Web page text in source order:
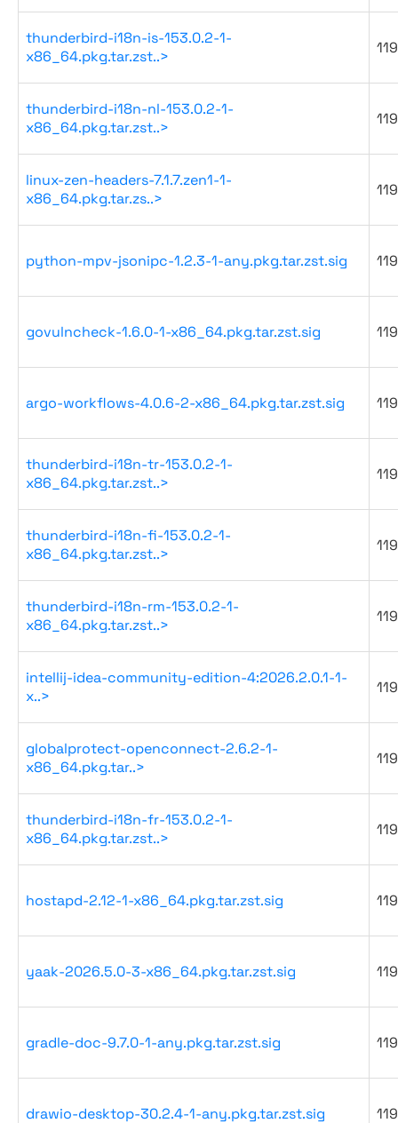
thunderbird-i18n-is-153.0.2-1-
x86_64.pkg.tar.zst..>
thunderbird-i18n-nl-153.0.2-1-
x86_64.pkg.tar.zst..>
linux-zen-headers-7.1.7.zen1-1-
x86_64.pkg.tar.zs..>
python-mpv-jsonipc-1.2.3-1-any.pkg.tar.zst.sig
govulncheck-1.6.0-1-x86_64.pkg.tar.zst.sig
argo-workflows-4.0.6-2-x86_64.pkg.tar.zst.sig
thunderbird-i18n-tr-153.0.2-1-
x86_64.pkg.tar.zst..>
thunderbird-i18n-fi-153.0.2-1-
x86_64.pkg.tar.zst..>
thunderbird-i18n-rm-153.0.2-1-
x86_64.pkg.tar.zst..>
intellij-idea-community-edition-4:2026.2.0.1-1-
x..>
globalprotect-openconnect-2.6.2-1-
x86_64.pkg.tar..>
thunderbird-i18n-fr-153.0.2-1-
x86_64.pkg.tar.zst..>
hostapd-2.12-1-x86_64.pkg.tar.zst.sig
yaak-2026.5.0-3-x86_64.pkg.tar.zst.sig
gradle-doc-9.7.0-1-any.pkg.tar.zst.sig
drawio-desktop-30.2.4-1-any.pkg.tar.zst.sig